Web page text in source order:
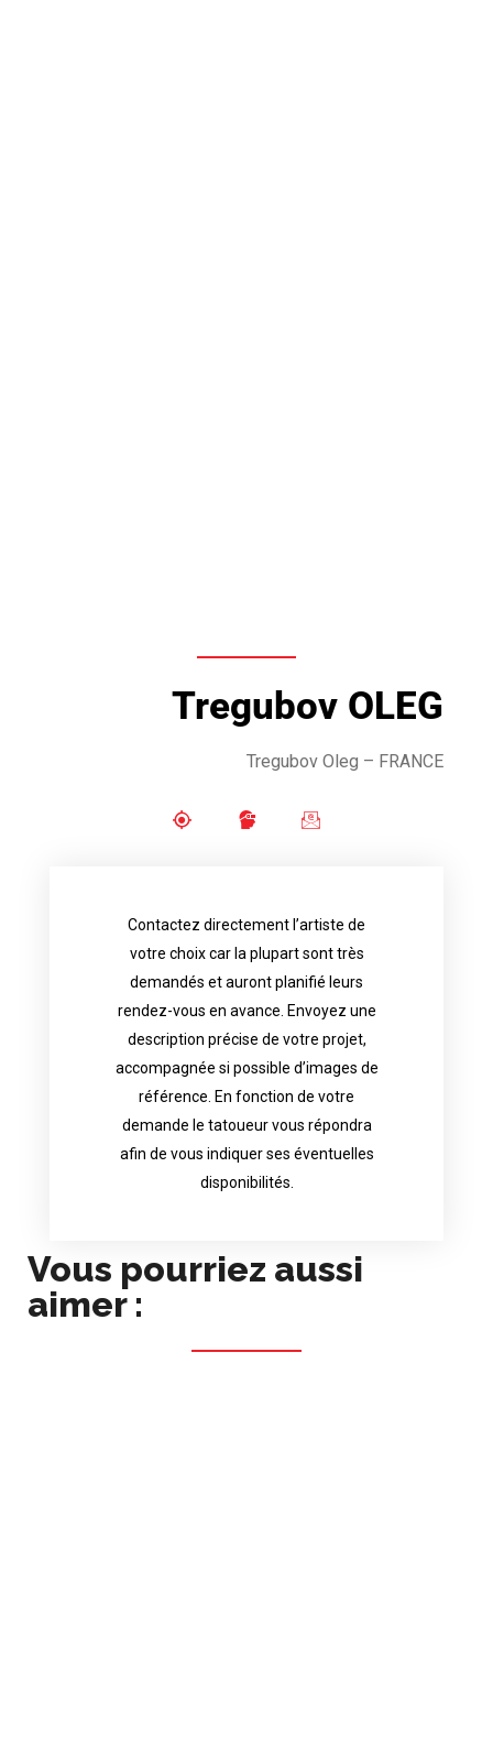
Tregubov OLEG
Tregubov Oleg – FRANCE
Contactez directement l’artiste de
votre choix car la plupart sont très
demandés et auront planifié leurs
rendez-vous en avance. Envoyez une
description précise de votre projet,
accompagnée si possible d’images de
référence. En fonction de votre
demande le tatoueur vous répondra
afin de vous indiquer ses éventuelles
disponibilités.
Contact directly the artist of your
choice because most are in great
appointments in advance. Send an
accurate description of your project, if
possible attached with reference
images. Depending your request, the
tattoo artist will answer to tell you his
Vous pourriez aussi
aimer :